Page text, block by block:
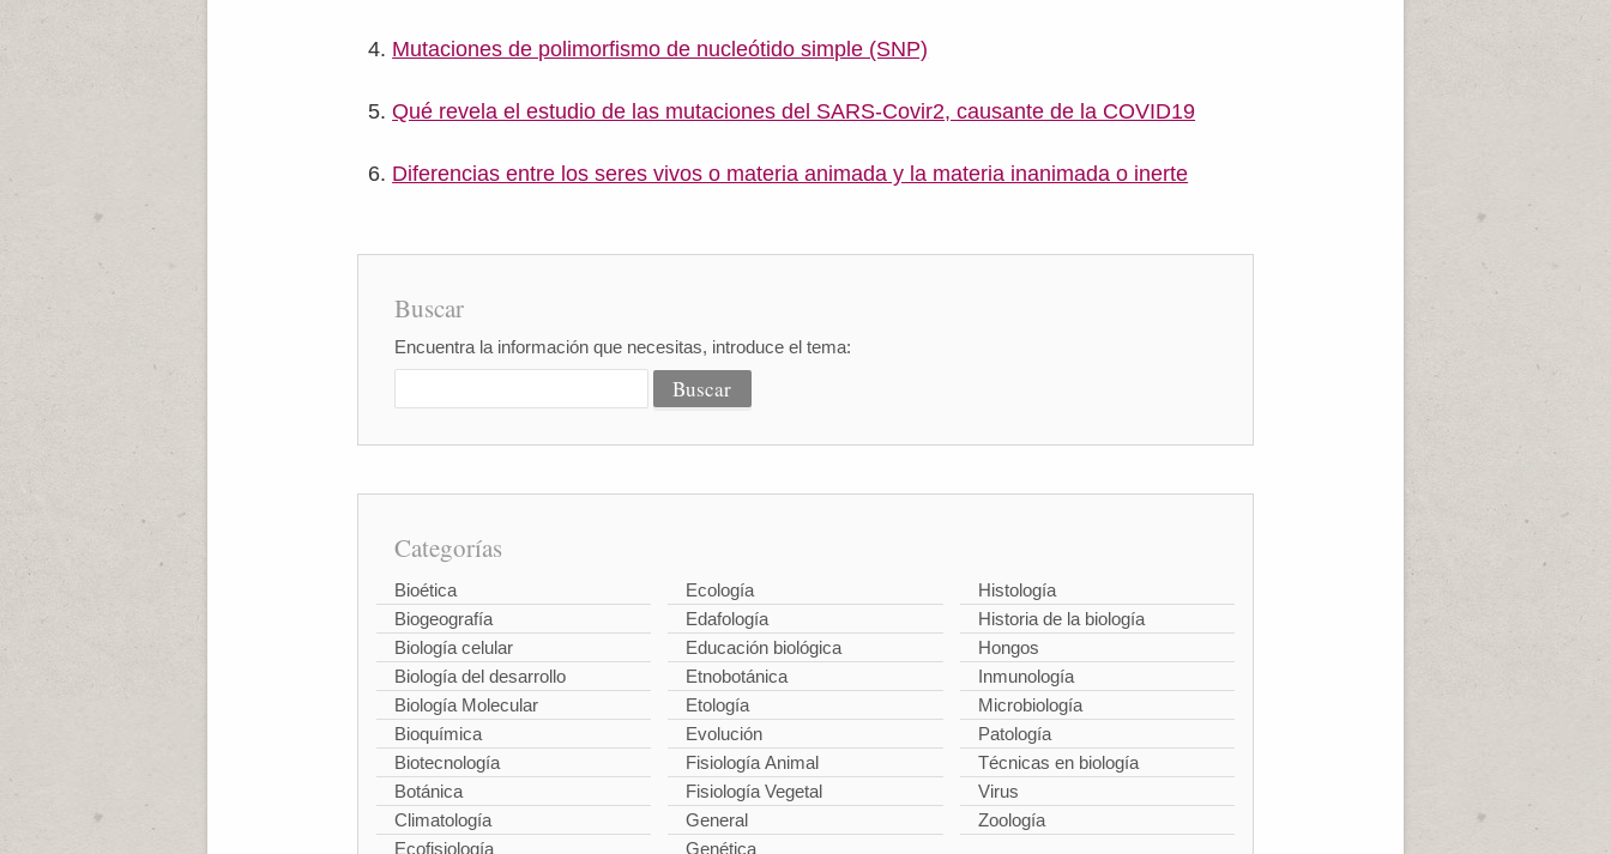
Mutaciones de polimorfismo de nucleótido simple (SNP)
Qué revela el estudio de las mutaciones del SARS-Covir2, causante de la COVID19
Diferencias entre los seres vivos o materia animada y la materia inanimada o inerte
Buscar
Encuentra la información que necesitas, introduce el tema:
Categorías
Bioética
Biogeografía
Biología celular
Biología del desarrollo
Biología Molecular
Bioquímica
Biotecnología
Botánica
Climatología
Ecofisiología
Ecología
Edafología
Educación biológica
Etnobotánica
Etología
Evolución
Fisiología Animal
Fisiología Vegetal
General
Genética
Histología
Historia de la biología
Hongos
Inmunología
Microbiología
Patología
Técnicas en biología
Virus
Zoología